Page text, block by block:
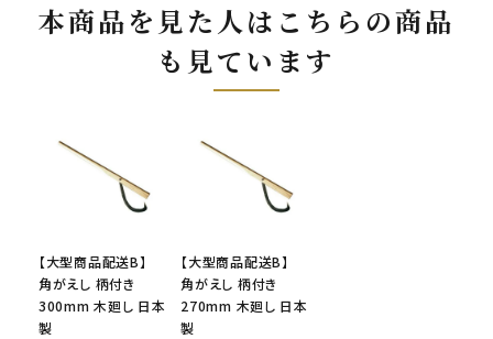
本商品を見た人はこちらの商品
も見ています
【大型商品配送B】
角がえし 柄付き
300mm 木廻し 日本
製
【大型商品配送B】
角がえし 柄付き
270mm 木廻し 日本
製